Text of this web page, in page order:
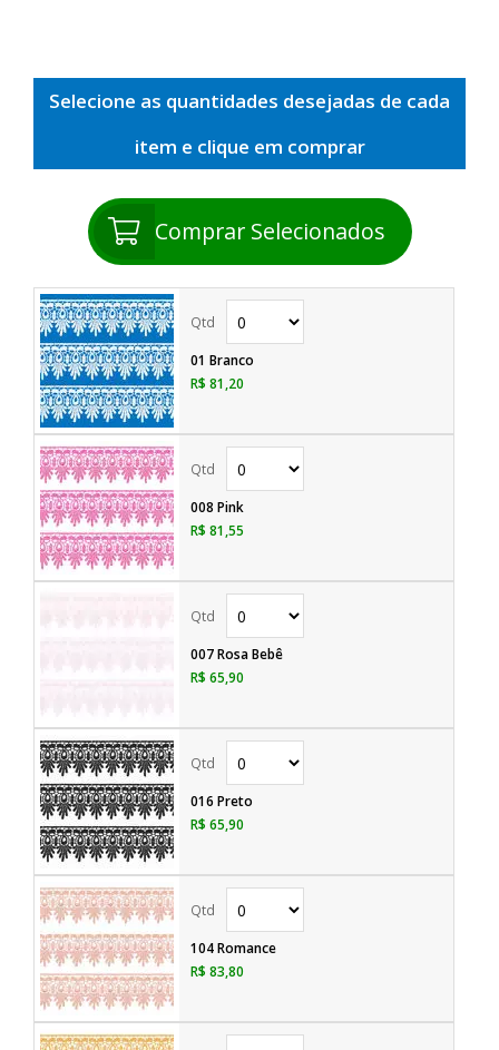
Selecione as quantidades desejadas de cada
item e clique em comprar
Comprar Selecionados
01 Branco
R$ 81,20
008 Pink
R$ 81,55
007 Rosa Bebê
R$ 65,90
016 Preto
R$ 65,90
104 Romance
R$ 83,80